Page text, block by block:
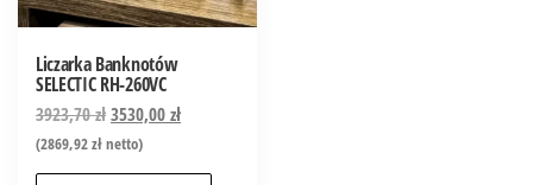
Liczarka Banknotów
SELECTIC RH-260VC
3923,70zł3530,00zł
(2869,92złnetto)